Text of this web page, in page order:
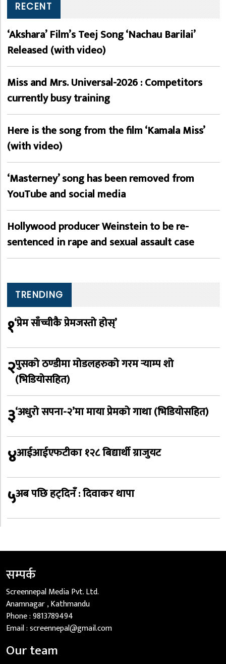
RECENT
‘Akshara’ Film’s Teej Song ‘Nachau Barilai’
Released (with video)
Miss and Mrs. Universal-2026 : Competitors
currently busy training
Here is the song from the film ‘Kamala Miss’
(with video)
‘Masterney’ song has been removed from
YouTube and social media
Hollywood producer Weinstein to be re-
sentenced in rape and sexual assault case
TRENDING
१‘प्रेम साँच्चीकै प्रेमजस्तो होस्’
२पुसको ठण्डीमा मोडलहरुको गरम र्‍याम्प शो
(भिडियोसहित)
३‘अधुरो सपना-२’मा माया प्रेमको गाथा (भिडियोसहित)
४आईआईएफटीका १२८ बिद्यार्थी ग्राजुयट
५अब पछि हट्दिनँ : दिवाकर थापा
सम्पर्क
Screennepal Media Pvt. Ltd.
Anamnagar , Kathmandu
Phone :9813789494
Email :screennepal@gmail.com
Our team